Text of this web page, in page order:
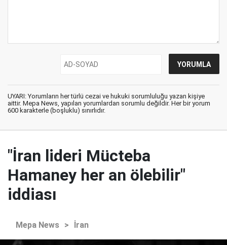
UYARI: Yorumların her türlü cezai ve hukuki sorumluluğu yazan kişiye
aittir. Mepa News, yapılan yorumlardan sorumlu değildir. Her bir yorum
600 karakterle (boşluklu) sınırlıdır.
"İran lideri Mücteba
Hamaney her an ölebilir"
iddiası
Mepa News > İran